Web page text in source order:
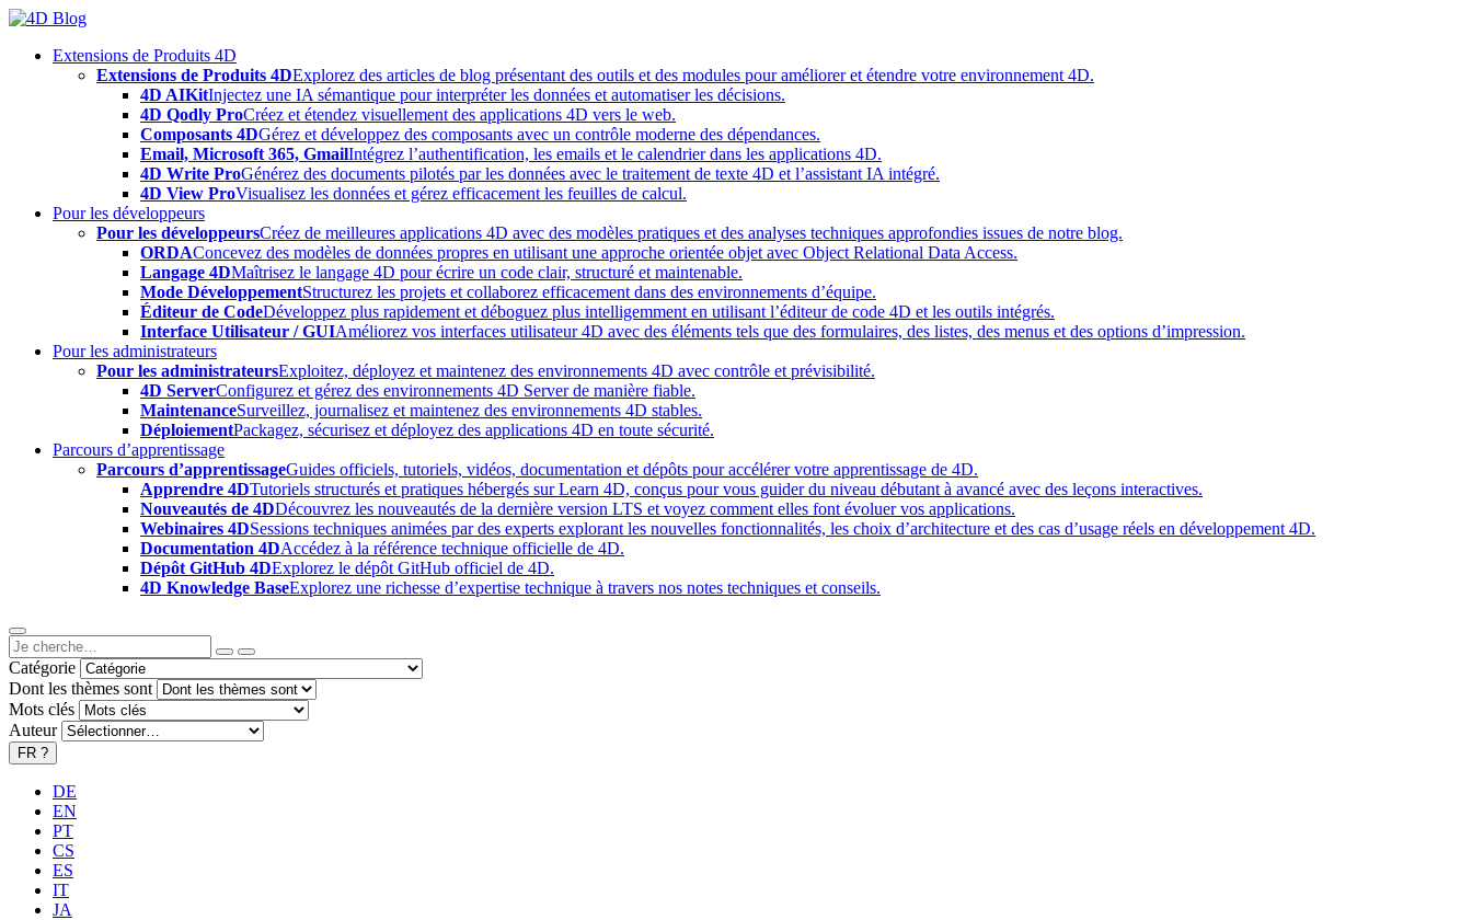
Skip
contentExtensions de Produits 4D
Extensions de Produits 4DExplorez des articles de blog présentant des outils et des modules pour améliorer et étendre votre environnement 4D.
4D AIKitInjectez une IA sémantique pour interpréter les données et automatiser les décisions.
4D Qodly ProCréez et étendez visuellement des applications 4D vers le web.
Composants 4DGérez et développez des composants avec un contrôle moderne des dépendances.
Email, Microsoft 365, GmailIntégrez l’authentification, les emails et le calendrier dans les applications 4D.
4D Write ProGénérez des documents pilotés par les données avec le traitement de texte 4D et l’assistant IA intégré.
4D View ProVisualisez les données et gérez efficacement les feuilles de calcul.
Pour les développeurs
Pour les développeursCréez de meilleures applications 4D avec des modèles pratiques et des analyses techniques approfondies issues de notre blog.
ORDAConcevez des modèles de données propres en utilisant une approche orientée objet avec Object Relational Data Access.
Langage 4DMaîtrisez le langage 4D pour écrire un code clair, structuré et maintenable.
Mode DéveloppementStructurez les projets et collaborez efficacement dans des environnements d’équipe.
Éditeur de CodeDéveloppez plus rapidement et déboguez plus intelligemment en utilisant l’éditeur de code 4D et les outils intégrés.
Interface Utilisateur / GUIAméliorez vos interfaces utilisateur 4D avec des éléments tels que des formulaires, des listes, des menus et des options d’impression.
Pour les administrateurs
Pour les administrateursExploitez, déployez et maintenez des environnements 4D avec contrôle et prévisibilité.
4D ServerConfigurez et gérez des environnements 4D Server de manière fiable.
MaintenanceSurveillez, journalisez et maintenez des environnements 4D stables.
DéploiementPackagez, sécurisez et déployez des applications 4D en toute sécurité.
Parcours d’apprentissage
Parcours d’apprentissageGuides officiels, tutoriels, vidéos, documentation et dépôts pour accélérer votre apprentissage de 4D.
Apprendre 4DTutoriels structurés et pratiques hébergés sur Learn 4D, conçus pour vous guider du niveau débutant à avancé avec des leçons interactives.
Nouveautés de 4DDécouvrez les nouveautés de la dernière version LTS et voyez comment elles font évoluer vos applications.
Webinaires 4DSessions techniques animées par des experts explorant les nouvelles fonctionnalités, les choix d’architecture et des cas d’usage réels en développement 4D.
Documentation 4DAccédez à la référence technique officielle de 4D.
Dépôt GitHub 4DExplorez le dépôt GitHub officiel de 4D.
4D Knowledge BaseExplorez une richesse d’expertise technique à travers nos notes techniques et conseils.
Catégorie
Dont les thèmes sont
Mots clés
Auteur
FR ?
DE
EN
PT
CS
ES
IT
JA